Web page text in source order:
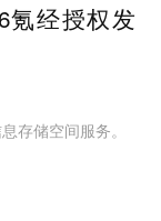
氪经授权发
存储空间服务。